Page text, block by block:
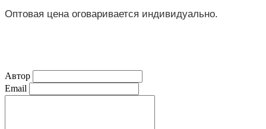
Оптовая цена оговаривается индивидуально.
Автор
Email